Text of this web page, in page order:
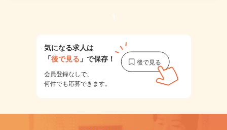
1
気になる求人は
「後で見る 」で保存！
会員登録なしで、
何件でも応募できます。